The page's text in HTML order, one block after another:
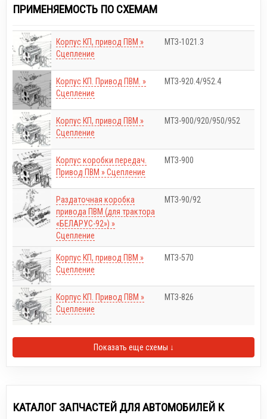
ПРИМЕНЯЕМОСТЬ ПО СХЕМАМ
Корпус КП, привод ПВМ »
Сцепление
МТЗ-1021.3
Корпус КП. Привод ПВМ. »
Сцепление
МТЗ-920.4/952.4
Корпус КП, привод ПВМ »
Сцепление
МТЗ-900/920/950/952
Корпус коробки передач.
Привод ПВМ » Сцепление
МТЗ-900
Раздаточная коробка
привода ПВМ (для трактора
«БЕЛАРУС-92») »
Сцепление
МТЗ-90/92
Корпус КП, привод ПВМ »
Сцепление
МТЗ-570
Корпус КП. Привод ПВМ »
Сцепление
МТЗ-826
Показать еще схемы ↓
КАТАЛОГ ЗАПЧАСТЕЙ ДЛЯ АВТОМОБИЛЕЙ К